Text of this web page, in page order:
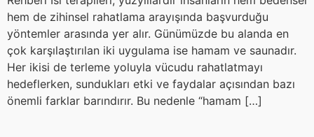
hem de zihinsel rahatlama arayışında başvurduğu
yöntemler arasında yer alır. Günümüzde bu alanda en
çok karşılaştırılan iki uygulama ise hamam ve saunadır.
Her ikisi de terleme yoluyla vücudu rahatlatmayı
hedeflerken, sundukları etki ve faydalar açısından bazı
önemli farklar barındırır. Bu nedenle “hamam […]